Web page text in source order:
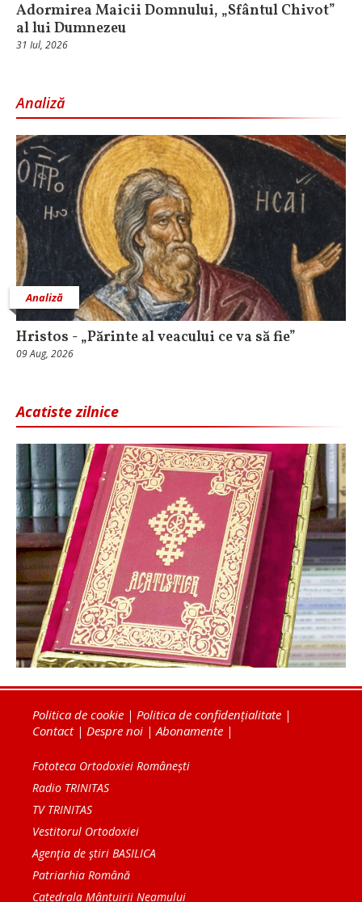
Adormirea Maicii Domnului, „Sfântul Chivot”
al lui Dumnezeu
31 Iul, 2026
Analiză
Analiză
Hristos - „Părinte al veacului ce va să fie”
09 Aug, 2026
Acatiste zilnice
Politica de cookie | Politica de confidențialitate |
Contact| Despre noi | Abonamente |
Fototeca Ortodoxiei Românești
Radio TRINITAS
TV TRINITAS
Vestitorul Ortodoxiei
Agenţia de ştiri BASILICA
Patriarhia Română
Catedrala Mântuirii Neamului